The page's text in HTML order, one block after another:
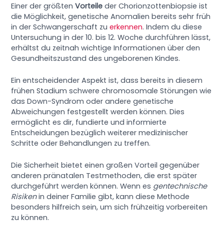
Einer der größtenVorteile der Chorionzottenbiopsie ist
die Möglichkeit, genetische Anomalien bereits sehr früh
in der Schwangerschaft zuerkennen. Indem du diese
Untersuchung in der 10. bis 12. Woche durchführen lässt,
erhältst du zeitnah wichtige Informationen über den
Gesundheitszustand des ungeborenen Kindes.
Ein entscheidender Aspekt ist, dass bereits in diesem
frühen Stadium schwere chromosomale Störungen wie
das Down-Syndrom oder andere genetische
Abweichungen festgestellt werden können. Dies
ermöglicht es dir, fundierte und informierte
Entscheidungen bezüglich weiterer medizinischer
Schritte oder Behandlungen zu treffen.
Die Sicherheit bietet einen großen Vorteil gegenüber
anderen pränatalen Testmethoden, die erst später
durchgeführt werden können. Wenn es gentechnische
Risikenin deiner Familie gibt, kann diese Methode
besonders hilfreich sein, um sich frühzeitig vorbereiten
zu können.